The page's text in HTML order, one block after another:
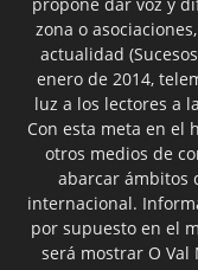
zona o
actualidad
enero de 2014,
luz a los lectores a
Con esta meta en el
otros medios de
abarcar ámbitos
internacional.
por supuesto en el
será mostrar O Val